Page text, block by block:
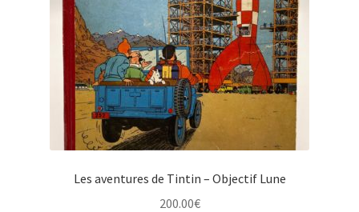
Les aventures de Tintin – Objectif Lune
200.00€